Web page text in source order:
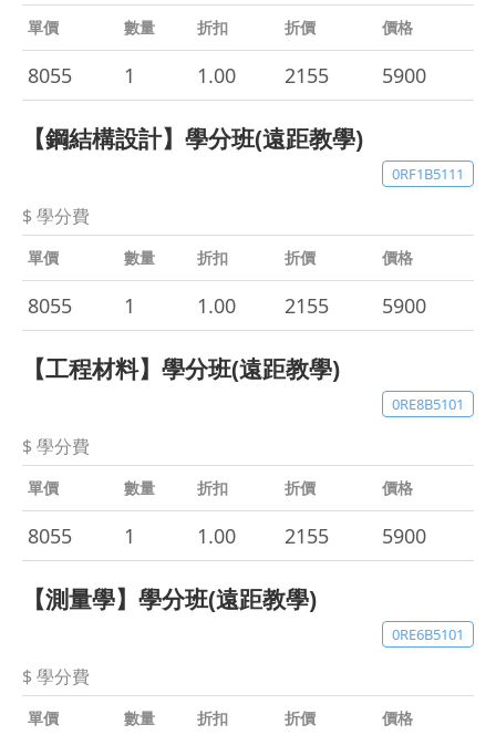
單價 數量 折扣 折價 價格
8055 1 1.00 2155 5900
【鋼結構設計】學分班(遠距教學)
0RF1B5111
$ 學分費
單價 數量 折扣 折價 價格
8055 1 1.00 2155 5900
【工程材料】學分班(遠距教學)
0RE8B5101
$ 學分費
單價 數量 折扣 折價 價格
8055 1 1.00 2155 5900
【測量學】學分班(遠距教學)
0RE6B5101
$ 學分費
單價 數量 折扣 折價 價格